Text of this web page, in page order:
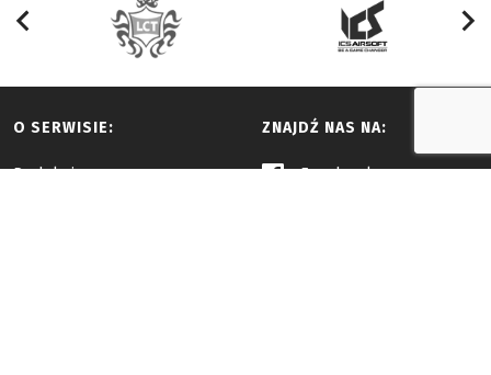
O SERWISIE:
Redakcja
ZNAJDŹ NAS NA:
Facebook